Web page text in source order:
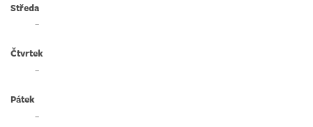
Středa
–
Čtvrtek
–
Pátek
–